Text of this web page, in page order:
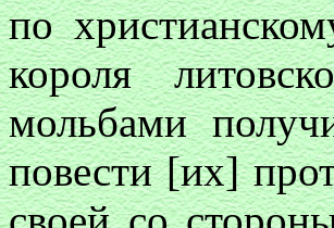
по
короля
мольбами
повести [их]